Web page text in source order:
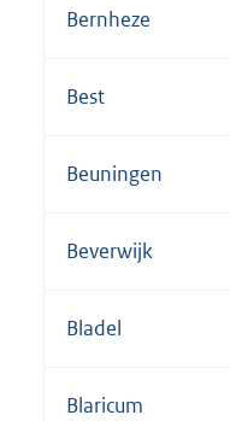
Bernheze
Best
Beuningen
Beverwijk
Bladel
Blaricum